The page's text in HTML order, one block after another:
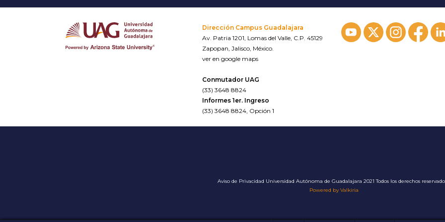
Dirección Campus Guadalajara
Av. Patria 1201, Lomas del Valle, C.P. 45129
Zapopan, Jalisco, México.
ver en google maps
Conmutador UAG
(33) 3648 8824
Informes 1er. Ingreso
(33) 3648 8824, Opción 1
Aviso de Privacidad Universidad Autónoma de Guadalajara 2021 Todos los derechos
Powered by Valkiria